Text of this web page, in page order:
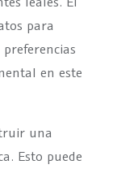
para
en este
una
Esto puede